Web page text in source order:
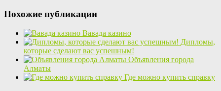
Похожие публикации
Вавада казино
Дипломы,
которые сделают вас успешным!
Объявления города
Алматы
Где можно купить справку